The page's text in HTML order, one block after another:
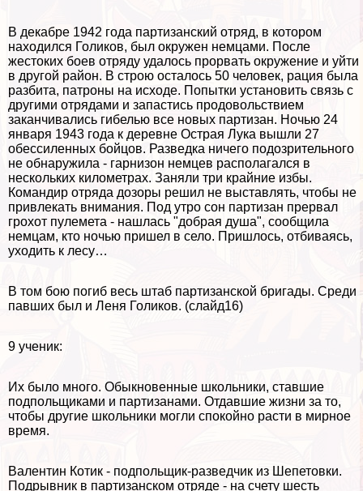
В декабре 1942 года партизанский отряд, в котором
находился Голиков, был окружен немцами. После
жестоких боев отряду удалось прорвать окружение и уйти
в другой район. В строю осталось 50 человек, рация была
разбита, патроны на исходе. Попытки установить связь с
другими отрядами и запастись продовольствием
заканчивались гибелью все новых партизан. Ночью 24
января 1943 года к деревне Острая Лука вышли 27
обессиленных бойцов. Разведка ничего подозрительного
не обнаружила - гарнизон немцев располагался в
нескольких километрах. Заняли три крайние избы.
Комaндир отряда дозоры решил не выставлять, чтобы не
привлекать внимания. Под утро сон партизан прервал
грохот пулемета - нашлась "добрая душа", сообщила
немцам, кто ночью пришел в село. Пришлось, отбиваясь,
уходить к лесу…
В том бою погиб весь штаб партизанской бригады. Среди
павших был и Леня Голиков. (слайд16)
9 ученик:
Их было много. Обыкновенные школьники, ставшие
подпольщиками и партизанами. Отдавшие жизни за то,
чтобы другие школьники могли спокойно расти в мирное
время.
Валентин Котик - подпольщик-разведчик из Шепетовки.
Подрывник в партизанском отряде - на счету шесть